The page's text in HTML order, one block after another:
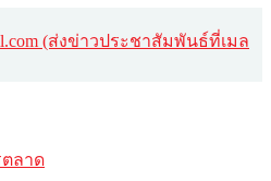
(ส่งข่าวประชาสัมพันธ์ที่เมล
ตลาด